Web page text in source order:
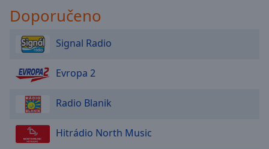
Doporučeno
Signal Radio
Evropa 2
Radio Blanik
Hitrádio North Music